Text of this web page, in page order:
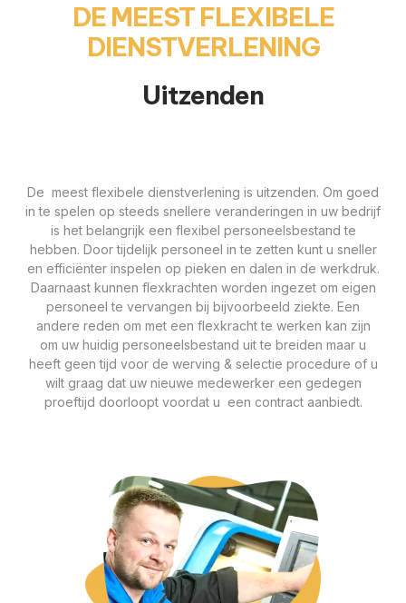
DE MEEST FLEXIBELE
DIENSTVERLENING
Uitzenden
De meest flexibele dienstverlening is uitzenden. Om goed
in te spelen op steeds snellere veranderingen in uw bedrijf
is het belangrijk een flexibel personeelsbestand te
hebben. Door tijdelijk personeel in te zetten kunt u sneller
en efficiënter inspelen op pieken en dalen in de werkdruk.
Daarnaast kunnen flexkrachten worden ingezet om eigen
personeel te vervangen bij bijvoorbeeld ziekte. Een
andere reden om met een flexkracht te werken kan zijn
om uw huidig personeelsbestand uit te breiden maar u
heeft geen tijd voor de werving & selectie procedure of u
wilt graag dat uw nieuwe medewerker een gedegen
proeftijd doorloopt voordat u een contract aanbiedt.